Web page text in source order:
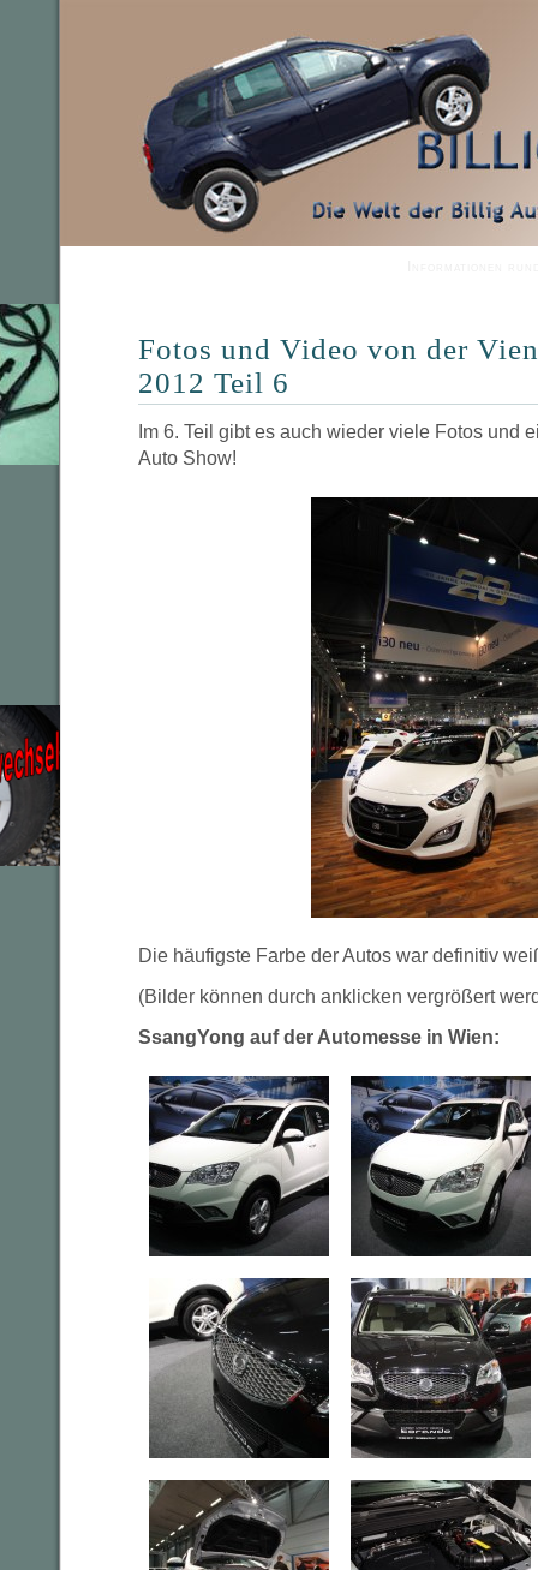
Fotos und Video von der
2012 Teil 6
Im 6. Teil gibt es auch wieder viele Fotos und
Auto Show!
Die häufigste Farbe der Autos war definitiv
(Bilder können durch anklicken vergrößert
SsangYong auf der Automesse in Wien: